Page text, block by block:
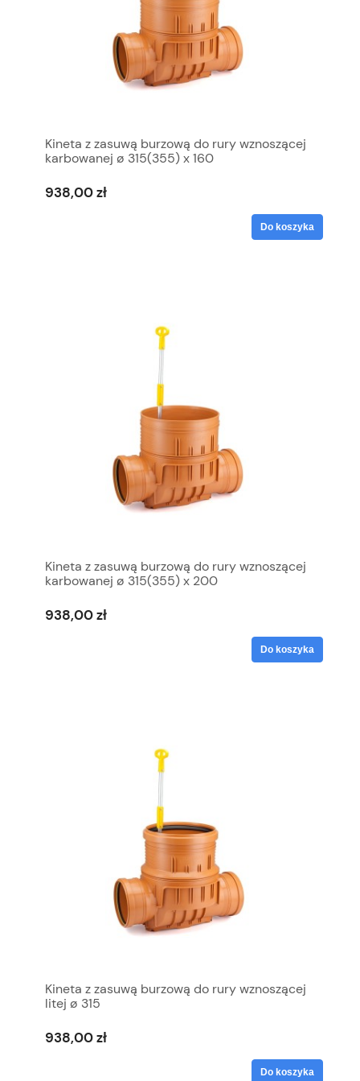
Kineta z zasuwą burzową do rury wznoszącej
karbowanej ø 315(355) x 160
938,00 zł
Do koszyka
Kineta z zasuwą burzową do rury wznoszącej
karbowanej ø 315(355) x 200
938,00 zł
Do koszyka
Kineta z zasuwą burzową do rury wznoszącej
litej ø 315
938,00 zł
Do koszyka